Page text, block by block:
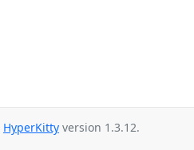
HyperKitty version 1.3.12.